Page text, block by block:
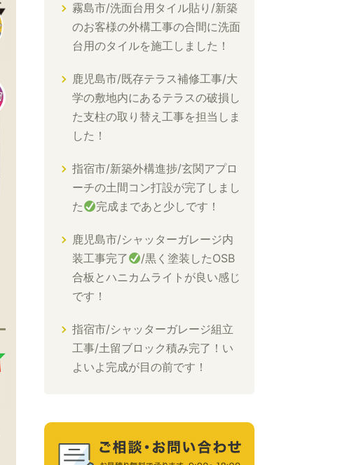
霧島市/洗面台用タイル貼り/新築
のお客様の外構工事の合間に洗面
台用のタイルを施工しました！
鹿児島市/既存テラス補修工事/大
学の敷地内にあるテラスの破損し
た支柱の取り替え工事を担当しま
した！
指宿市/新築外構進捗/玄関アプロ
ーチの土間コン打設が完了しまし
た
完成まであと少しです！
鹿児島市/シャッターガレージ内
装工事完了
/黒く塗装したOSB
合板とハニカムライトが良い感じ
です！
指宿市/シャッターガレージ組立
工事/土留ブロック積み完了！い
よいよ完成が目の前です！